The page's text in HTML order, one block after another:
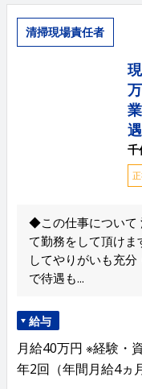
清掃現場責任者
千
◆この仕事について
て勤務をして頂けま
してやりがいも充
で待遇も...
給与
月給40万円 ※経験・
年2回（年間月給4ヵ